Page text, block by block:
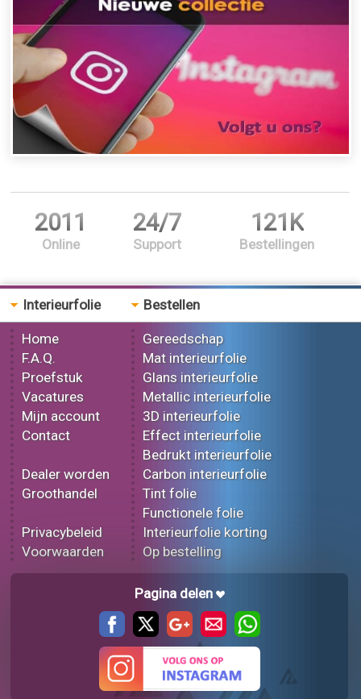
2011
Online
24/7
Support
121K
Bestellingen
Interieurfolie
Home
F.A.Q.
Proefstuk
Vacatures
Mijn account
Contact
Dealer worden
Groothandel
Privacybeleid
Voorwaarden
Bestellen
Gereedschap
Mat interieurfolie
Glans interieurfolie
Metallic interieurfolie
3D interieurfolie
Effect interieurfolie
Bedrukt interieurfolie
Carbon interieurfolie
Tint folie
Functionele folie
Interieurfolie korting
Op bestelling
Pagina delen